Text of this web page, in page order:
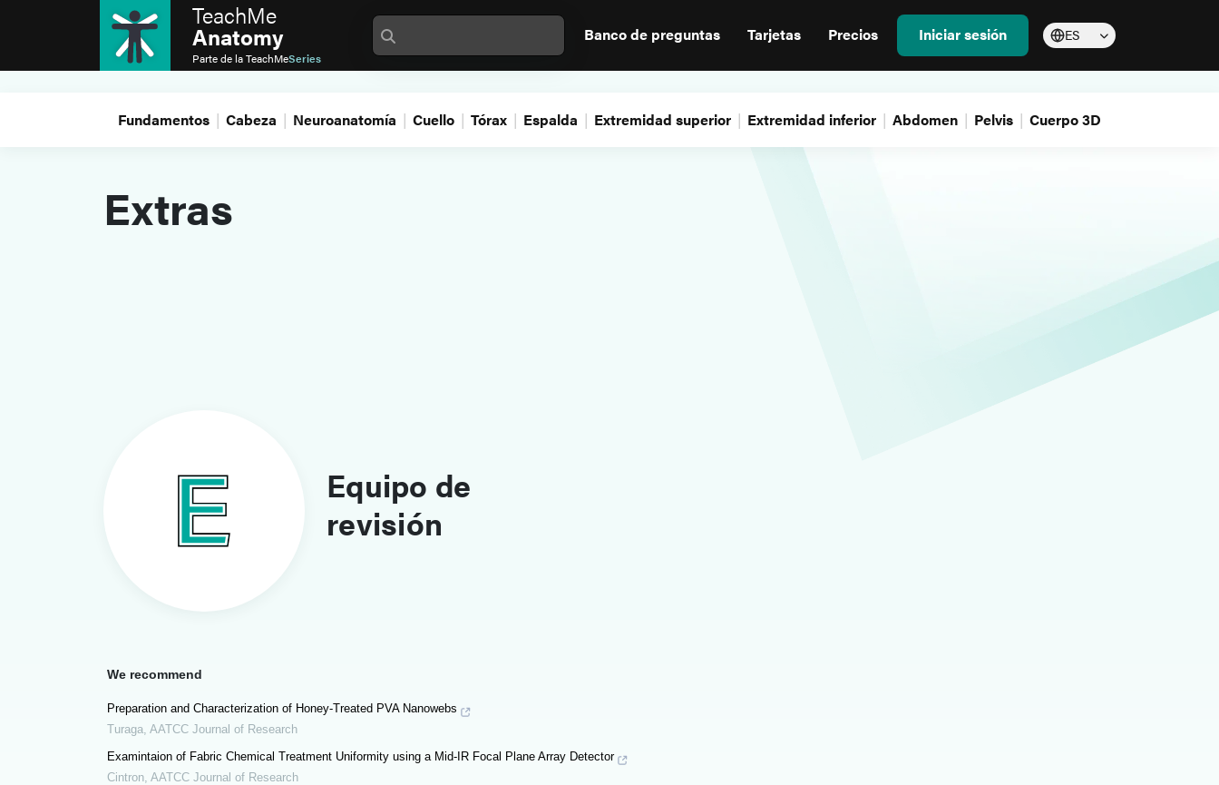
TeachMe
Anatomy
Parte de laTeachMeSeries
Banco de preguntas Tarjetas Precios Iniciar sesión ES
Fundamentos Cabeza Neuroanatomía Cuello Tórax Espalda Extremidad superior Extremidad inferior Abdomen Pelvis Cuerpo 3D
Extras
Equipo de
revisión
We recommend
Preparation and Characterization of Honey-Treated PVA Nanowebs
Turaga, AATCC Journal of Research
Examintaion of Fabric Chemical Treatment Uniformity using a Mid-IR Focal Plane Array Detector
Cintron, AATCC Journal of Research